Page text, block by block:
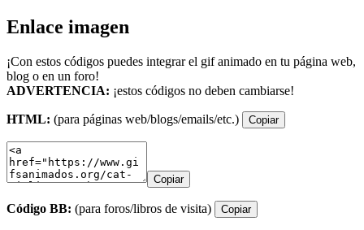
Enlace imagen
¡Con estos códigos puedes integrar el gif animado en tu página web,
blog o en un foro!
ADVERTENCIA: ¡estos códigos no deben cambiarse!
HTML: (para páginas web/blogs/emails/etc.) Copiar
Copiar
Código BB: (para foros/libros de visita) Copiar